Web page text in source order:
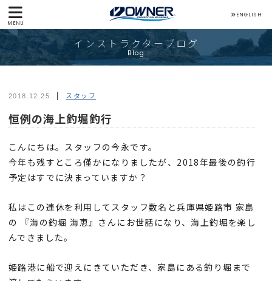
MENU
ENGLISH
インストラクターブログ
Blog
2018.12.25 スタッフ
恒例の海上釣堀釣行
こんにちは。スタッフの今永です。
今年も残すところ僅かになりましたが、2018年最後の釣行
予定はすでに決まっていますか？
私はこの連休を利用してスタッフ数名と兵庫県姫路市 家島
の 『海の釣堀 海恵』さんにお世話になり、海上釣堀を楽し
んできました。
姫路港に船で迎えにきていただき、家島にある釣り堀まで